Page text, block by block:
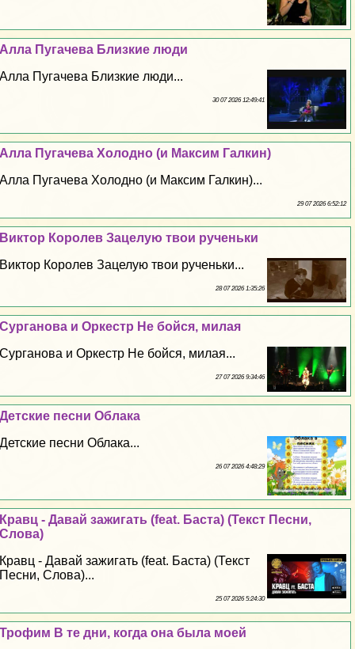
Алла Пугачева Близкие люди
Алла Пугачева Близкие люди...
30 07 2026 12:49:41
Алла Пугачева Холодно (и Максим Галкин)
Алла Пугачева Холодно (и Максим Галкин)...
29 07 2026 6:52:12
Виктор Королев Зацелую твои рученьки
Виктор Королев Зацелую твои рученьки...
28 07 2026 1:35:26
Сурганова и Оркестр Не бойся, милая
Сурганова и Оркестр Не бойся, милая...
27 07 2026 9:34:46
Детские песни Облака
Детские песни Облака...
26 07 2026 4:48:29
Кравц - Давай зажигать (feat. Баста) (Текст Песни,
Слова)
Кравц - Давай зажигать (feat. Баста) (Текст
Песни, Слова)...
25 07 2026 5:24:30
Трофим В те дни, когда она была моей